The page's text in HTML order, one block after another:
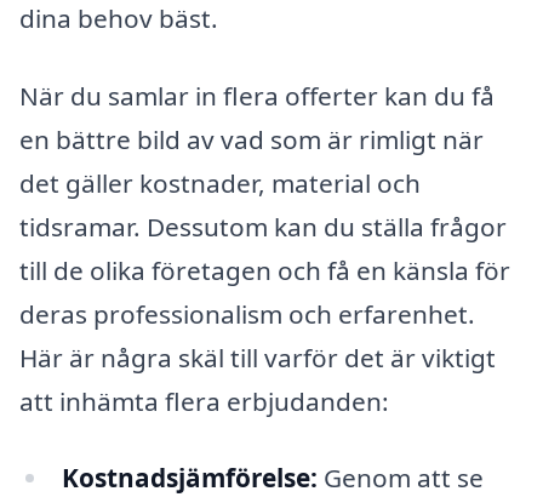
dina behov bäst.
När du samlar in flera offerter kan du få
en bättre bild av vad som är rimligt när
det gäller kostnader, material och
tidsramar. Dessutom kan du ställa frågor
till de olika företagen och få en känsla för
deras professionalism och erfarenhet.
Här är några skäl till varför det är viktigt
att inhämta flera erbjudanden:
Kostnadsjämförelse: Genom att se